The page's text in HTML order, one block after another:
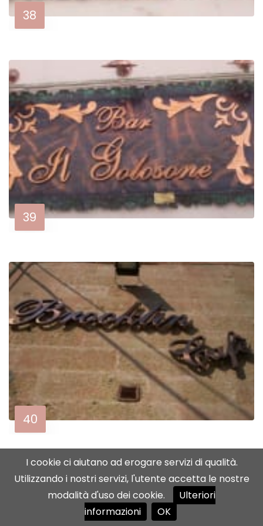
38
39
40
I cookie ci aiutano ad erogare servizi di qualità.
Utilizzando i nostri servizi, l'utente accetta le nostre
modalità d'uso dei cookie.
Ulteriori
informazioni
OK